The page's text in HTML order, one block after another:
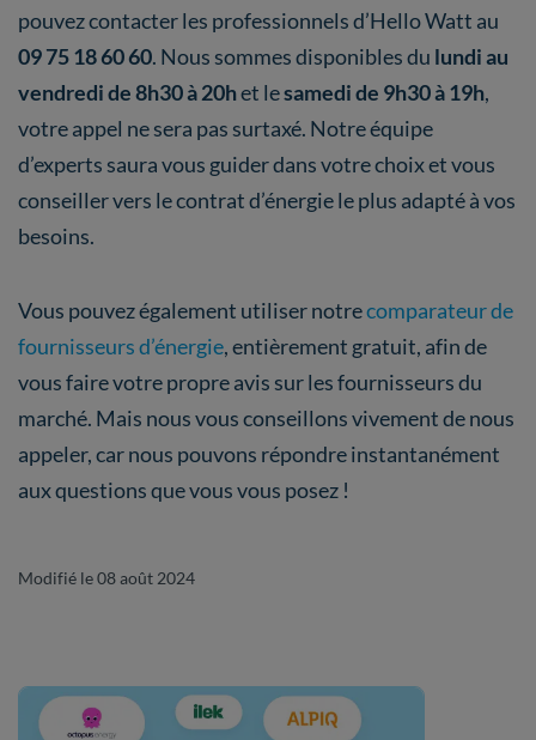
pouvez contacter les professionnels d’Hello Watt au
09 75 18 60 60. Nous sommes disponibles du lundi au
vendredi de 8h30 à 20het lesamedi de 9h30 à 19h,
votre appel ne sera pas surtaxé. Notre équipe
d’experts saura vous guider dans votre choix et vous
conseiller vers le contrat d’énergie le plus adapté à vos
besoins.
Vous pouvez également utiliser notrecomparateur de
fournisseurs d’énergie, entièrement gratuit, afin de
vous faire votre propre avis sur les fournisseurs du
marché. Mais nous vous conseillons vivement de nous
appeler, car nous pouvons répondre instantanément
aux questions que vous vous posez !
Modifié le 08 août 2024